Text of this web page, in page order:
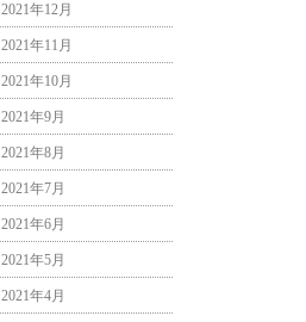
2021年12月
2021年11月
2021年10月
2021年9月
2021年8月
2021年7月
2021年6月
2021年5月
2021年4月